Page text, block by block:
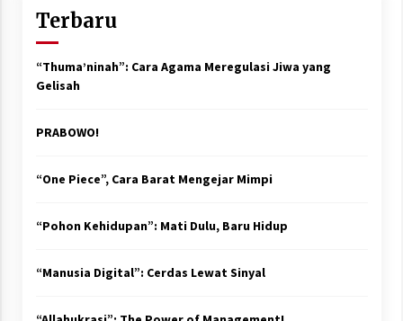
Terbaru
“Thuma’ninah”: Cara Agama Meregulasi Jiwa yang
Gelisah
PRABOWO!
“One Piece”, Cara Barat Mengejar Mimpi
“Pohon Kehidupan”: Mati Dulu, Baru Hidup
“Manusia Digital”: Cerdas Lewat Sinyal